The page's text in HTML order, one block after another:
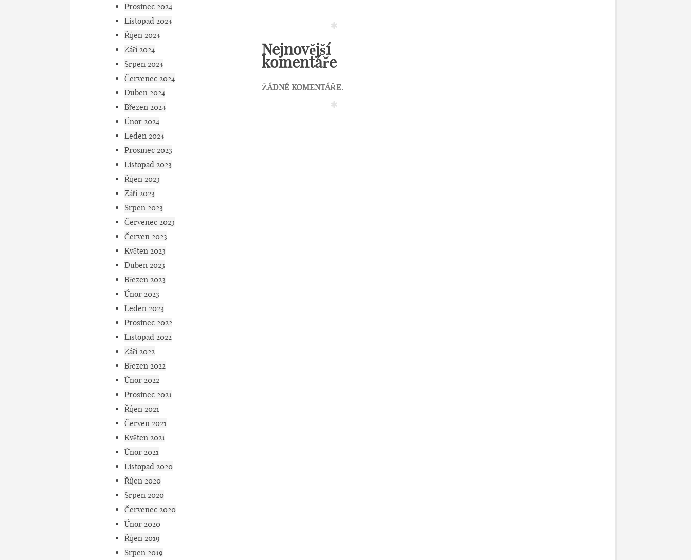
Prosinec 2024
Listopad 2024
Říjen 2024
Září 2024
Srpen 2024
Červenec 2024
Duben 2024
Březen 2024
Únor 2024
Leden 2024
Prosinec 2023
Listopad 2023
Říjen 2023
Září 2023
Srpen 2023
Červenec 2023
Červen 2023
Květen 2023
Duben 2023
Březen 2023
Únor 2023
Leden 2023
Prosinec 2022
Listopad 2022
Září 2022
Březen 2022
Únor 2022
Prosinec 2021
Říjen 2021
Červen 2021
Květen 2021
Únor 2021
Listopad 2020
Říjen 2020
Srpen 2020
Červenec 2020
Únor 2020
Říjen 2019
Srpen 2019
Nejnovější
komentáře
ŽÁDNÉ KOMENTÁŘE.